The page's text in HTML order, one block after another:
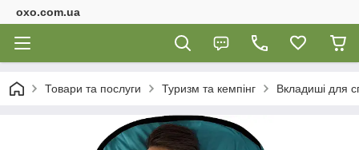
oxo.com.ua
Товари та послуги Туризм та кемпінг Вкладиші для